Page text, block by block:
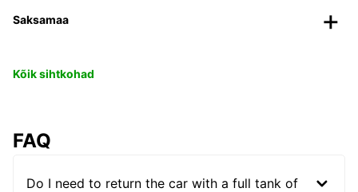
Saksamaa
Kõik sihtkohad
FAQ
Do I need to return the car with a full tank of